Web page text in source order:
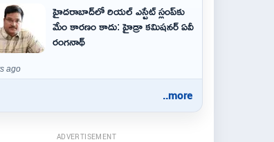
హైదరాబాద్‌లో రియల్ ఎస్టేట్ స్లంప్‌కు
మేం కారణం కాదు: హైడ్రా కమిషనర్ ఏవీ
రంగనాథ్
ago
..more
ADVERTISEMENT